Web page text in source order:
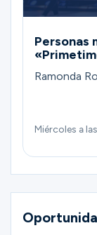
Personas
Ramonda
Miércoles a